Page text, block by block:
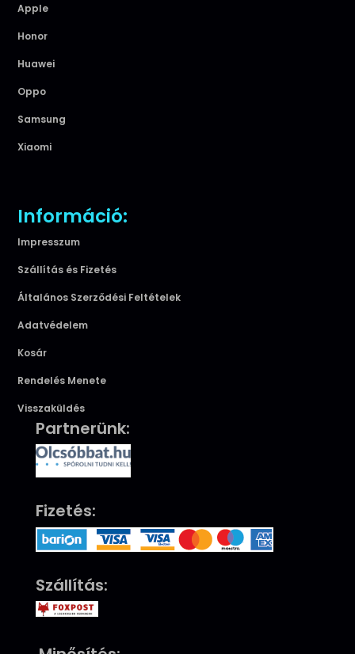
Apple
Honor
Huawei
Oppo
Samsung
Xiaomi
Információ:
Impresszum
Szállítás és Fizetés
Általános Szerződési Feltételek
Adatvédelem
Kosár
Rendelés Menete
Visszaküldés
Partnerünk:
Fizetés:
Szállítás: